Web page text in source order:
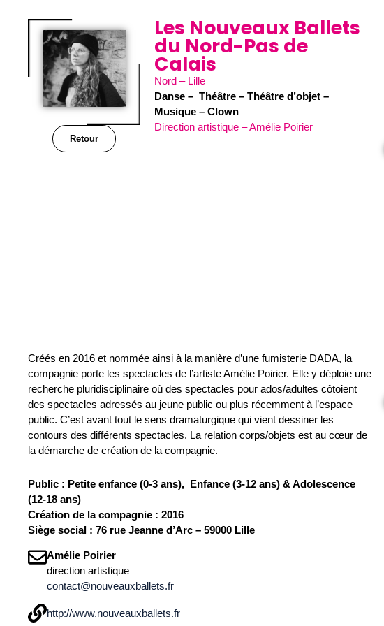
Retour
Les Nouveaux Ballets
du Nord-Pas de
Calais
Nord – Lille
Danse – Théâtre – Théâtre d’objet –
Musique – Clown
Direction artistique – Amélie Poirier
Créés en 2016 et nommée ainsi à la manière d’une fumisterie DADA, la
compagnie porte les spectacles de l’artiste Amélie Poirier. Elle y déploie une
recherche pluridisciplinaire où des spectacles pour ados/adultes côtoient
des spectacles adressés au jeune public ou plus récemment à l’espace
public. C’est avant tout le sens dramaturgique qui vient dessiner les
contours des différents spectacles. La relation corps/objets est au cœur de
la démarche de création de la compagnie.
Public : Petite enfance (0-3 ans), Enfance (3-12 ans) & Adolescence
(12-18 ans)
Création de la compagnie : 2016
Siège social : 76 rue Jeanne d’Arc – 59000 Lille
Amélie Poirier
direction artistique
contact@nouveauxballets.fr
http://www.nouveauxballets.fr